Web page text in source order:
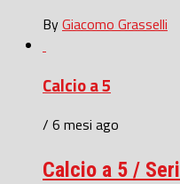
ByGiacomo Grasselli
Calcio a 5
/ 6 mesi ago
Calcio a 5 /